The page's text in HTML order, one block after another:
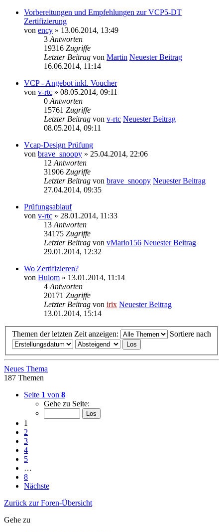
Vorbereitungen und Empfehlungen zur VCP5-DT
Zertifizierung
von ency » 13.06.2014, 13:49
3 Antworten
19316 Zugriffe
Letzter Beitrag von Martin Neuester Beitrag
16.06.2014, 11:14
VCP - Angebot inkl. Voucher
von v-rtc » 08.05.2014, 09:11
0 Antworten
15761 Zugriffe
Letzter Beitrag von v-rtc Neuester Beitrag
08.05.2014, 09:11
Vcap-Design Prüfung
von brave_snoopy » 25.04.2014, 22:06
12 Antworten
31906 Zugriffe
Letzter Beitrag von brave_snoopy Neuester Beitrag
27.04.2014, 09:35
Prüfungsablauf
von v-rtc » 28.01.2014, 11:33
13 Antworten
34175 Zugriffe
Letzter Beitrag von vMario156 Neuester Beitrag
29.01.2014, 12:32
Wo Zertifizieren?
von Hulom » 13.01.2014, 11:14
4 Antworten
20171 Zugriffe
Letzter Beitrag von irix Neuester Beitrag
13.01.2014, 15:14
Themen der letzten Zeit anzeigen: Sortiere nach
Neues Thema
187 Themen
Seite 1 von 8
Gehe zu Seite:
1
2
3
4
5
…
8
Nächste
Zurück zur Foren-Übersicht
Gehe zu